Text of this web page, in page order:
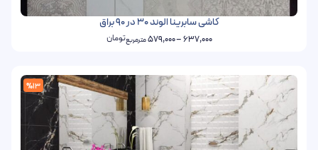
کاشی سابرینا الوند 30 در 90 براق
637,000
–
579,000مترمربعتومان
%13